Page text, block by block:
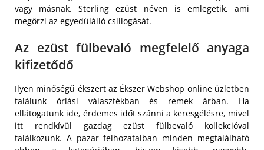
vagy másnak. Sterling ezüst néven is emlegetik, ami
megőrzi az egyedülálló csillogását.
Az ezüst fülbevaló megfelelő anyaga
kifizetődő
Ilyen minőségű ékszert az Ékszer Webshop online üzletben
találunk óriási választékban és remek árban. Ha
ellátogatunk ide, érdemes időt szánni a keresgélésre, mivel
itt rendkívül gazdag ezüst fülbevaló kollekcióval
találkozunk. A pazar felhozatalban minden megtalálható